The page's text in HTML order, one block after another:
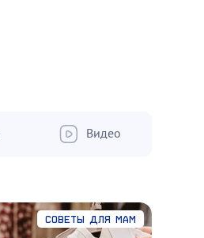
Видео
Советы для мам